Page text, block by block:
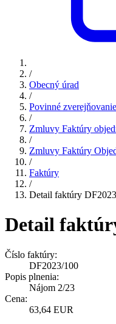
/
Obecný úrad
/
Povinné zverejňovanie
/
Zmluvy Faktúry
/
Zmluvy Faktúry
/
Faktúry
/
Detail faktúry
Detail
Číslo faktúry:
DF2023/100
Popis plnenia:
Nájom 2/23
Cena:
63,64 EUR